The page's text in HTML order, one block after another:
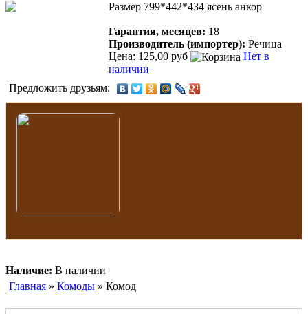
Размер 799*442*434 ясень анкор
Гарантия, месяцев: 18
Производитель (импортер): Речица
Цена: 125,00 руб
Нет в
наличии
Предложить друзьям:
Наличие: В наличии
Главная » Комоды » Комод